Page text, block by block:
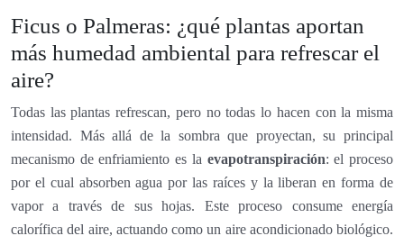
Ficus o Palmeras: ¿qué plantas aportan
más humedad ambiental para refrescar el
aire?
Todas las plantas refrescan, pero no todas lo hacen con la misma
intensidad. Más allá de la sombra que proyectan, su principal
mecanismo de enfriamiento es la evapotranspiración: el proceso
por el cual absorben agua por las raíces y la liberan en forma de
vapor a través de sus hojas. Este proceso consume energía
calorífica del aire, actuando como un aire acondicionado biológico.